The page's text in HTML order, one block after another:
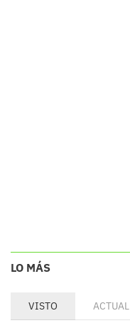
LO MÁS
VISTO ACTUAL